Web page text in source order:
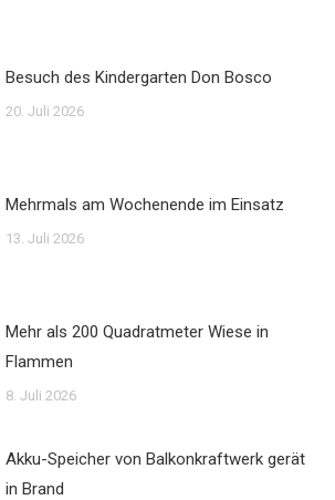
Besuch des Kindergarten Don Bosco
20. Juli 2026
Mehrmals am Wochenende im Einsatz
13. Juli 2026
Mehr als 200 Quadratmeter Wiese in
Flammen
8. Juli 2026
Akku-Speicher von Balkonkraftwerk gerät
in Brand